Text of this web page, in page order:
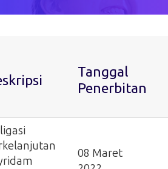
Tanggal
Penerbitan
08 Maret